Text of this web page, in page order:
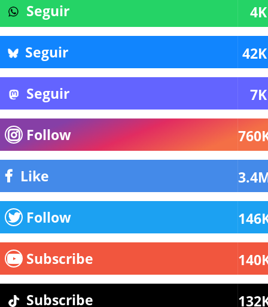
Seguir 4K
Seguir 42K
Seguir 7K
Follow
Like
Follow
Subscribe
Subscribe